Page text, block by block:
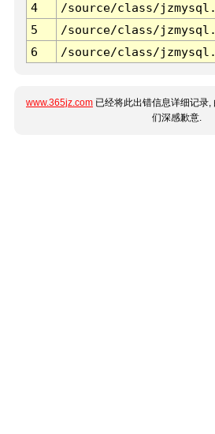
4
/source/class/
5
/source/class/
6
/source/class/
www.365jz.com 已经将此出错信息详细记录
们深感歉意.